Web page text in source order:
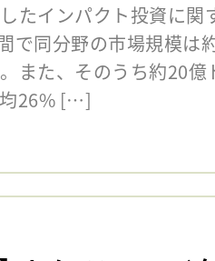
たインパクト投資に関
で同分野の市場規模は
また、そのうち約20
均26% […]